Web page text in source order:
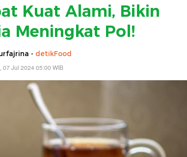
Kuat Alami, Bikin
Meningkat Pol!
- detikFood
07 Jul 2024 05:00 WIB